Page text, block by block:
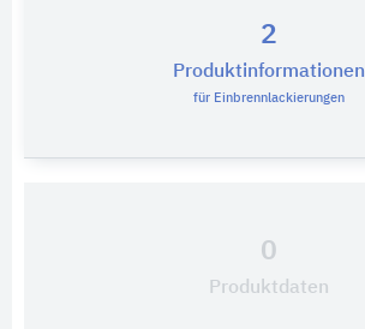
2
Produktinformationen
für Einbrennlackierungen
0
Produktdaten